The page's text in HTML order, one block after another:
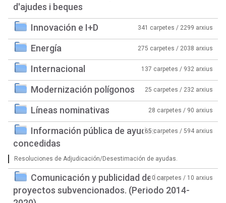
d'ajudes i beques
Innovación e I+D 341 carpetes / 2299 arxius
Energía 275 carpetes / 2038 arxius
Internacional 137 carpetes / 932 arxius
Modernización polígonos 25 carpetes / 232 arxius
Líneas nominativas 28 carpetes / 90 arxius
Información pública de ayudas
concedidas
65 carpetes / 594 arxius
Resoluciones de Adjudicación/Desestimación de ayudas.
Comunicación y publicidad de los
proyectos subvencionados. (Periodo 2014-
0 carpetes / 10 arxius